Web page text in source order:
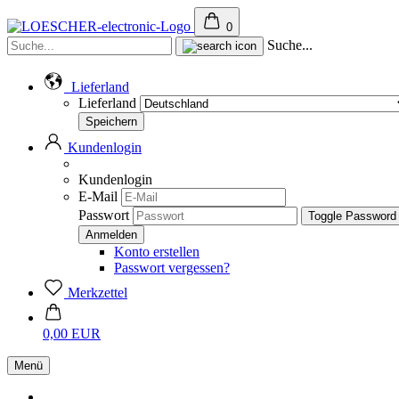
0
Suche...
Lieferland
Lieferland
Kundenlogin
Kundenlogin
E-Mail
Passwort
Toggle
Konto erstellen
Passwort vergessen?
Merkzettel
0,00 EUR
Menü